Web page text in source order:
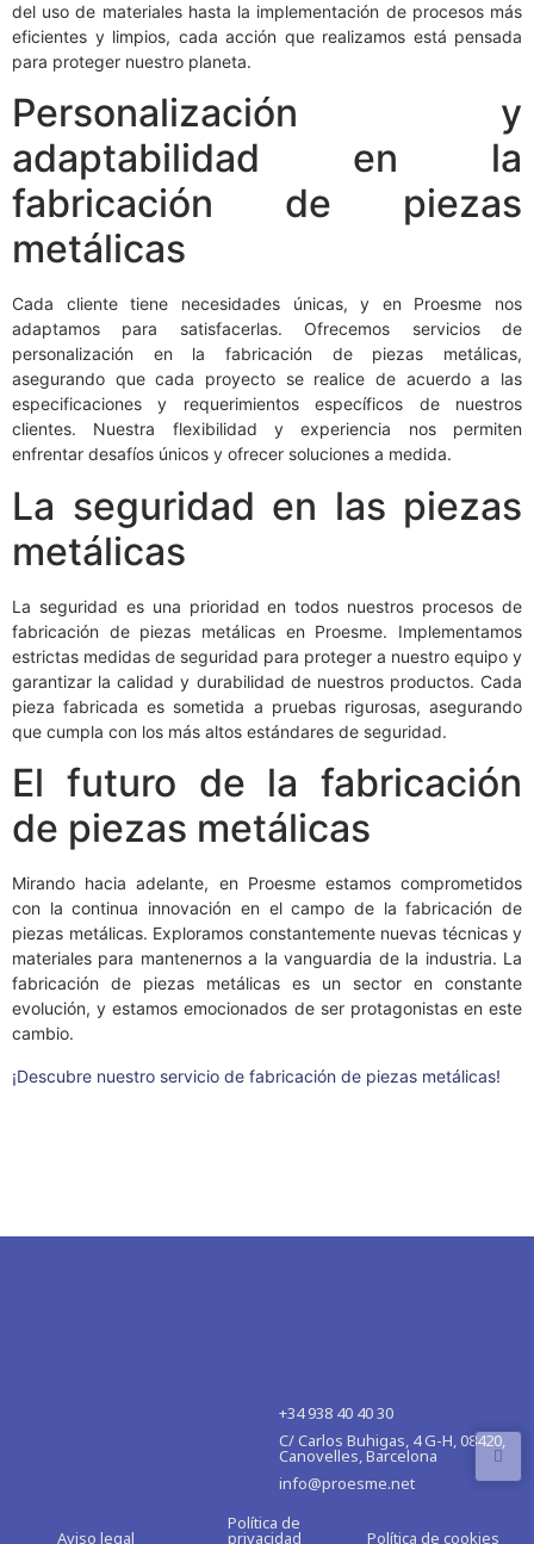
del uso de materiales hasta la implementación de procesos más
eficientes y limpios, cada acción que realizamos está pensada
para proteger nuestro planeta.
Personalización y
adaptabilidad en la
fabricación de piezas
metálicas
Cada cliente tiene necesidades únicas, y en Proesme nos
adaptamos para satisfacerlas. Ofrecemos servicios de
personalización en la fabricación de piezas metálicas,
asegurando que cada proyecto se realice de acuerdo a las
especificaciones y requerimientos específicos de nuestros
clientes. Nuestra flexibilidad y experiencia nos permiten
enfrentar desafíos únicos y ofrecer soluciones a medida.
La seguridad en las piezas
metálicas
La seguridad es una prioridad en todos nuestros procesos de
fabricación de piezas metálicas en Proesme. Implementamos
estrictas medidas de seguridad para proteger a nuestro equipo y
garantizar la calidad y durabilidad de nuestros productos. Cada
pieza fabricada es sometida a pruebas rigurosas, asegurando
que cumpla con los más altos estándares de seguridad.
El futuro de la fabricación
de piezas metálicas
Mirando hacia adelante, en Proesme estamos comprometidos
con la continua innovación en el campo de la fabricación de
piezas metálicas. Exploramos constantemente nuevas técnicas y
materiales para mantenernos a la vanguardia de la industria. La
fabricación de piezas metálicas es un sector en constante
evolución, y estamos emocionados de ser protagonistas en este
cambio.
¡Descubre nuestro servicio de fabricación de piezas metálicas!
+34 938 40 40 30
C/ Carlos Buhigas, 4 G-H, 08420,
Canovelles, Barcelona
info@proesme.net
Aviso legal
Política de
privacidad Política de cookies